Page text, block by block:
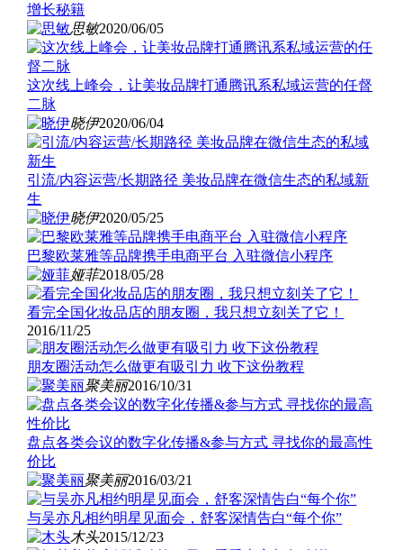
增长秘籍
思敏2020/06/05
这次线上峰会，让美妆品牌打通腾讯系私域运营的任督
二脉
晓伊2020/06/04
引流/内容运营/长期路径 美妆品牌在微信生态的私域新
生
晓伊2020/05/25
巴黎欧莱雅等品牌携手电商平台 入驻微信小程序
娅菲2018/05/28
看完全国化妆品店的朋友圈，我只想立刻关了它！
2016/11/25
朋友圈活动怎么做更有吸引力 收下这份教程
聚美丽2016/10/31
盘点各类会议的数字化传播&参与方式 寻找你的最高性
价比
聚美丽2016/03/21
与吴亦凡相约明星见面会，舒客深情告白“每个你”
木头2015/12/23